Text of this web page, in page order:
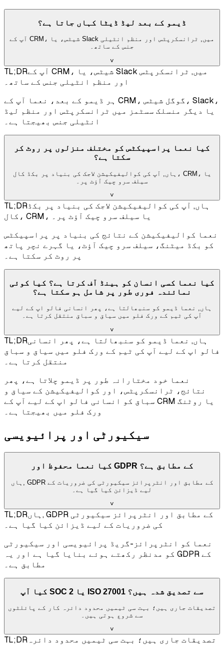
ڈیمو کے بعد لیڈ ڈیٹا کہاں جاتا ہے؟
آپ کے CRM، شیٹس، یا Slack میں, ٹرانسکرپٹس اور منظم انٹیلی
جنس کے ساتھ۔
˅
TL;DRآپ کے CRM، شیٹس، یا Slack میں, ٹرانسکرپٹس
اور منظم انٹیلی جنس کے ساتھ۔
ہر ڈیمو کے بعد، نعما آپ کے CRM، گوگل شیٹس، Slack،
یا دیگر منسلک سسٹمز میں ٹرانسکرپٹس اور منظم لیڈ
انٹیلی جنس بھیجتا ہے۔
کیا نعما پراسپیکٹس کو مختلف منزلوں پر روٹ کر
سکتا ہے؟
ہاں, آپ کی کوالیفیکیشن لاجک کی بنیاد پر بکڈ کال، CRM، یا
سیلف سرو چیک آؤٹ پر۔
˅
TL;DRہاں, آپ کی کوالیفیکیشن لاجک کی بنیاد پر بکڈ
کال، CRM، یا سیلف سرو چیک آؤٹ پر۔
نعما کوالیفیکیشن کے نتائج کی بنیاد پر پراسپیکٹس
کو بکڈ میٹنگ، سیلف سرو چیک آؤٹ، یا گہرے نچر پاتھ
پر روٹ کر سکتا ہے۔
کیا نعما کسی انسان کو ہینڈ آف کرتا ہے؟ کیا کوئی
نمائندہ فوری طور پر شامل ہو سکتا ہے؟
ہاں, نعما ڈیمو کو سنبھالتا ہے، پھر انسانی فالو اپ کے لیے
آپ کی ٹیم کے ورک فلو میں سیاق و سباق منتقل کرتا ہے۔
˅
TL;DRہاں, نعما ڈیمو کو سنبھالتا ہے، پھر انسانی
فالو اپ کے لیے آپ کی ٹیم کے ورک فلو میں سیاق و سباق
منتقل کرتا ہے۔
نعما خود مختارانہ طور پر ڈیمو چلاتا ہے، پھر
نتائج، ٹرانسکرپٹس، اور کوالیفیکیشن کے سیاق و
سباق کو انسانی فالو اپ کے لیے آپ کے CRM یا روٹنگ
ورک فلو میں بھیجتا ہے۔
سیکیورٹی اور پرائیویسی
کیا نعما محفوظ اور GDPR کے مطابق ہے؟
ہاں, GDPR کے مطابق اور انٹرپرائز سیکیورٹی کی ضروریات کے
لیے ڈیزائن کیا گیا ہے۔
˅
TL;DRہاں, GDPR کے مطابق اور انٹرپرائز سیکیورٹی
کی ضروریات کے لیے ڈیزائن کیا گیا ہے۔
نعما کو انٹرپرائز-گریڈ پرائیویسی اور سیکیورٹی
کو مدنظر رکھتے ہوئے بنایا گیا ہے اور یہ GDPR کے
مطابق ہے۔
کیا آپ SOC 2 یا ISO 27001 سے تصدیق شدہ ہیں؟
تصدیقات جاری ہیں؛ بہت سی ٹیمیں محدود دائرہ کار کے پائلٹوں
سے شروع ہوتی ہیں۔
˅
TL;DRتصدیقات جاری ہیں؛ بہت سی ٹیمیں محدود دائرہ